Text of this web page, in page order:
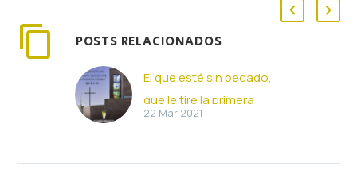
POSTS RELACIONADOS
El que esté sin pecado,
que le tire la primera
piedra (22-03-2021)
que le tire la primera
22 Mar 2021